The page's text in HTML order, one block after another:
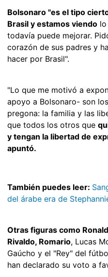
Bolsonaro "es el tipo
Brasil y estamos viendo
todavía puede mejorar.
corazón de sus padres y
hacer por Brasil".
"Lo que me motivó a
apoyo a Bolsonaro- son
pregona: la familia y las
que todos los otros que
y tengan la libertad de
apuntó.
También puedes leer:
del árabe era de
Otras figuras como
Rivaldo, Romario, Lucas
Gaúcho y el "Rey" del
han declarado su voto a